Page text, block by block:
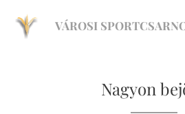
VÁROSI
Nagyon